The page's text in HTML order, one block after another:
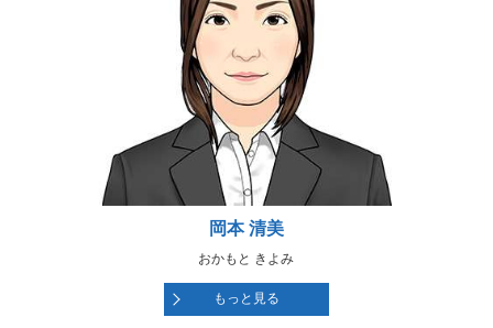
岡本 清美
おかもと きよみ
もっと見る